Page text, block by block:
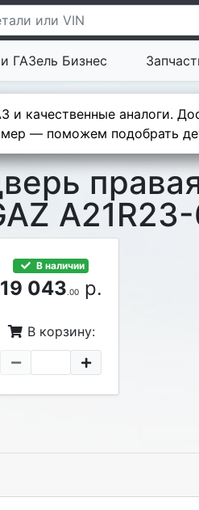
ГАЗель Бизнес
и качественные аналоги.
— поможем подобрать
В наличии
19 043.00р.
В корзину: